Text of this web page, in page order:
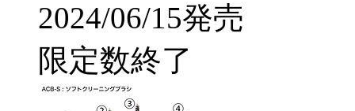
2024/06/15発売
限定数終了